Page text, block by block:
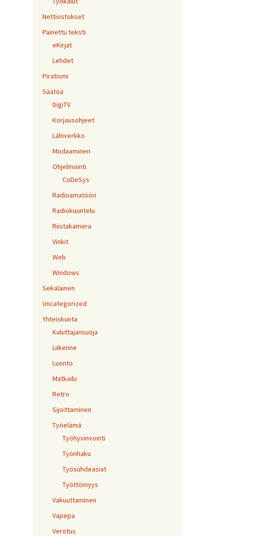
Nettiostokset
Painettu teksti
eKirjat
Lehdet
Piratismi
Säätöä
DigiTV
Korjausohjeet
Lähiverkko
Modaaminen
Ohjelmointi
CoDeSys
Radioamatööri
Radiokuuntelu
Riistakamera
Vinkit
Web
Windows
Sekalainen
Uncategorized
Yhteiskunta
Kuluttajansuoja
Liikenne
Luonto
Matkailu
Retro
Sijoittaminen
Työelämä
Työhyvinvointi
Työnhaku
Työsuhdeasiat
Työttömyys
Vakuuttaminen
Vapepa
Verotus